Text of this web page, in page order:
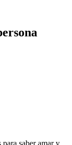
para saber amar y